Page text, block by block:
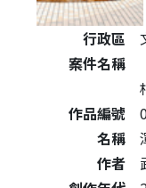
公共藝術作品詳細資
行政區
案件名稱
作品編號
名稱
作者